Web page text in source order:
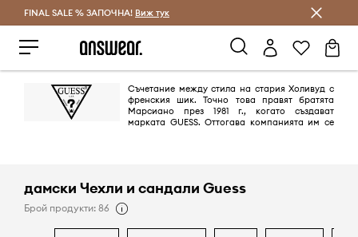
Спестявай с Answear Club
FINAL SALE % ЗАПОЧНА! Виж тук
Съчетание между стила на стария Холивуд с
френския шик. Точно това правят братята
Марсиано през 1981 г., когато създават
марката GUESS. Оттогава компанията им се
дамски Чехли и сандали Guess
Брой продукти: 86